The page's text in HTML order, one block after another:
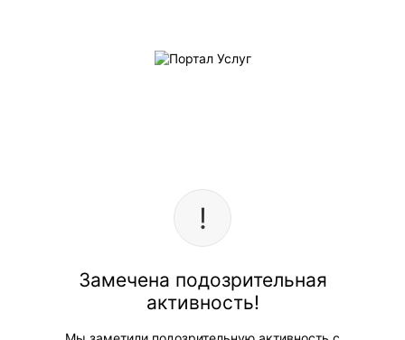
Замечена подозрительная
активность!